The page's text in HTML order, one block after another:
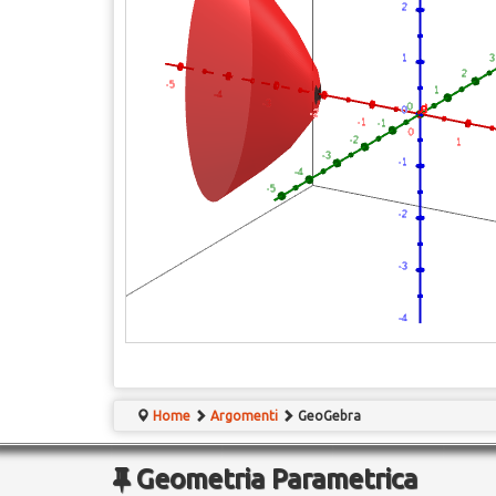
Home Argomenti GeoGebra
Geometria Parametrica